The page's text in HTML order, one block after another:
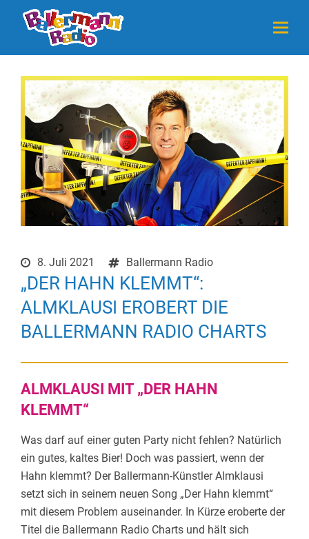
8. Juli 2021 Ballermann Radio
„DER HAHN KLEMMT“:
ALMKLAUSI EROBERT DIE
BALLERMANN RADIO CHARTS
ALMKLAUSI MIT „DER HAHN
KLEMMT“
Was darf auf einer guten Party nicht fehlen? Natürlich
ein gutes, kaltes Bier! Doch was passiert, wenn der
Hahn klemmt? Der Ballermann-Künstler Almklausi
setzt sich in seinem neuen Song „Der Hahn klemmt“
mit diesem Problem auseinander. In Kürze eroberte der
Titel die Ballermann Radio Charts und hält sich